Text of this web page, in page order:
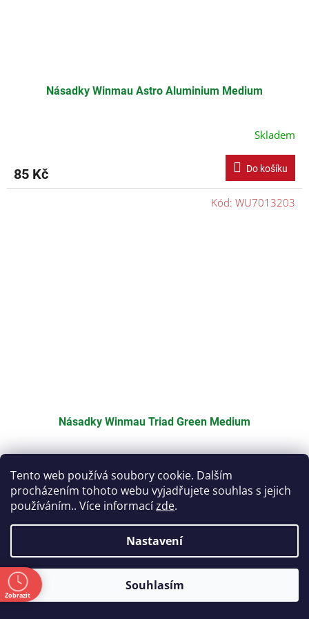
Tento web používá soubory cookie. Dalším
procházením tohoto webu vyjadřujete souhlas s jejich
používáním.. Více informacízde.
Nastavení
Souhlasím
Násadky Winmau Astro Aluminium Medium
Skladem
85 Kč Do košíku
Násadky Winmau Triad Green Medium
95 Kč Do košíku
Kód: WU7013203
Zobrazit